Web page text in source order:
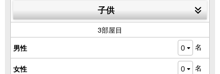
子供
3部屋目
男性
名
女性 名